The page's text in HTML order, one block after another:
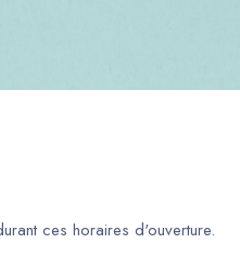
ces horaires d'ouverture.